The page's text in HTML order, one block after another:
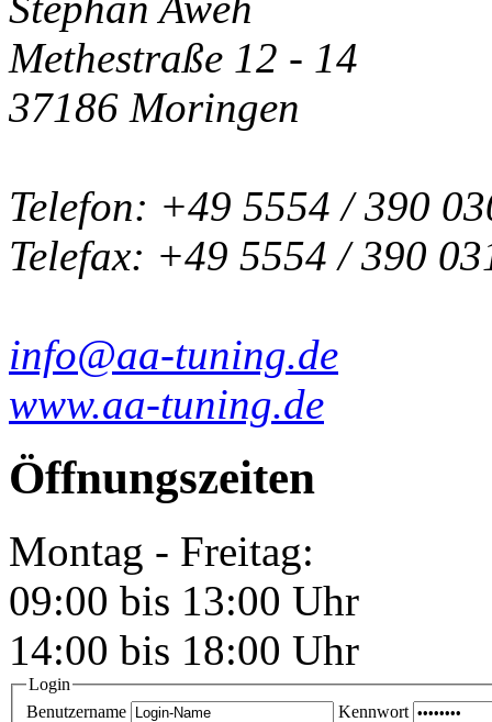
Methestraße 12 - 14
37186 Moringen
Telefon: +49 5554 / 390
Telefax: +49 5554 / 390
info@aa-tuning.de
www.aa-tuning.de
Öffnungszeiten
Montag - Freitag:
09:00 bis 13:00 Uhr
14:00 bis 18:00 Uhr
Login
Benutzername
Kennwort